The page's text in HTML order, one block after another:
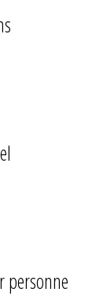
personne